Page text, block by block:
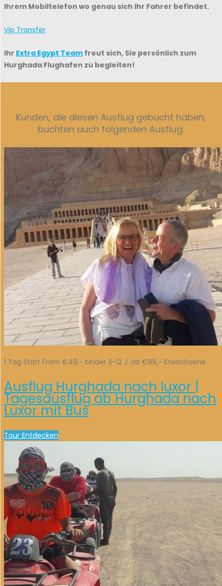
Ihrem Mobiltelefon wo genau sich Ihr Fahrer befindet.
Vip Transfer
Ihr Extra Egypt Team freut sich, Sie persönlich zum
Hurghada Flughafen zu begleiten!
Kunden, die diesen Ausflug gebucht haben,
buchten auch folgenden Ausflug:
1 Tag Start From €49,- Kinder 3-12 J. ab €89,- Erwachsene
Ausflug Hurghada nach luxor |
Tagesausflug ab Hurghada nach
Luxor mit Bus
Tour Entdecken